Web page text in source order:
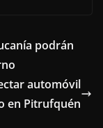
podrán
automóvil
en Pitrufquén